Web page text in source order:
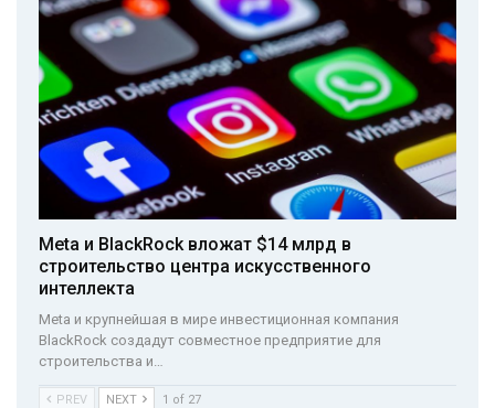
Meta и BlackRock вложат $14 млрд в
строительство центра искусственного
интеллекта
Meta и крупнейшая в мире инвестиционная компания
BlackRock создадут совместное предприятие для
строительства и…
PREV NEXT 1 of 27